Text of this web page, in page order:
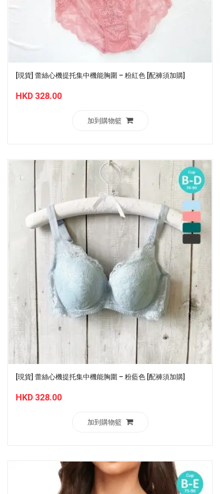
[現貨] 蕾絲心機提托集中機能胸圍 – 粉紅色 [配褲須加購]
HKD 328.00
加到購物籃
[現貨] 蕾絲心機提托集中機能胸圍 – 粉藍色 [配褲須加購]
HKD 328.00
加到購物籃